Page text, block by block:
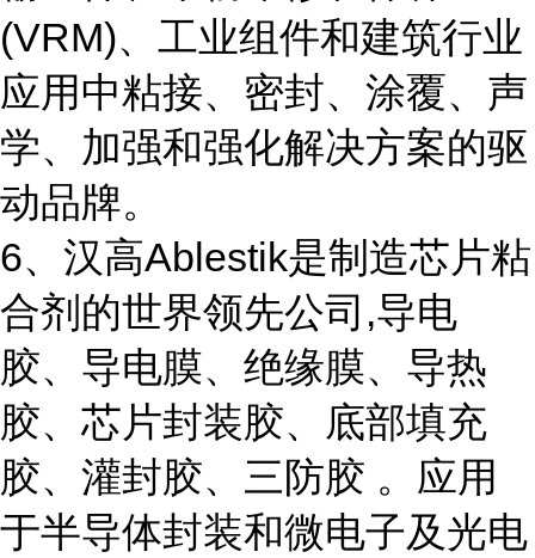
(VRM)、工业组件和建筑行业
应用中粘接、密封、涂覆、声
学、加强和强化解决方案的驱
动品牌。
6、汉高Ablestik是制造芯片粘
合剂的世界领先公司,导电
胶、导电膜、绝缘膜、导热
胶、芯片封装胶、底部填充
胶、灌封胶、三防胶 。应用
于半导体封装和微电子及光电